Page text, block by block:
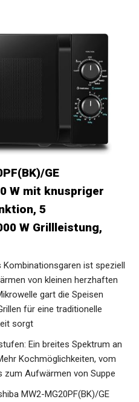
GE
W mit knuspriger
5
W Grillleistung,
Kombinationsgaren ist speziell
von kleinen herzhaften
gart die Speisen
für eine traditionelle
sorgt
Ein breites Spektrum an
Kochmöglichkeiten, vom
zum Aufwärmen von Suppe
MW2-MG20PF(BK)/GE